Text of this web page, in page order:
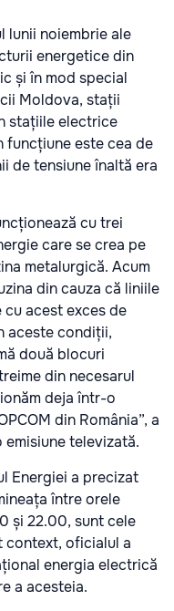
lunii noiembrie ale
energetice din
și în mod special
Moldova, stații
stațiile electrice
funcțiune este cea de
de tensiune înaltă era
cu trei
care se crea pe
metalurgică. Acum
din cauza că liniile
acest exces de
aceste condiții,
două blocuri
din necesarul
deja într-o
din România”, a
televizată.
Energiei a precizat
între orele
și 22.00, sunt cele
context, oficialul a
energia electrică
a acesteia.